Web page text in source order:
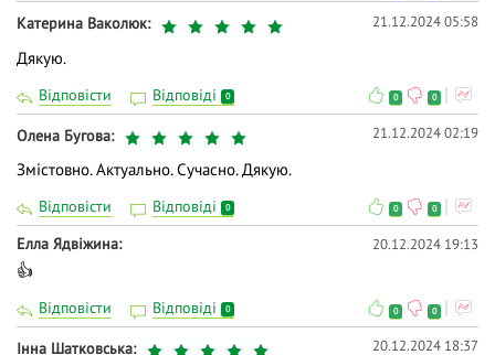
Катерина Ваколюк 21.12.2024 05:58
Дякую.
Відповісти Відповіді 0 0 0
Олена Бугова 21.12.2024 02:19
Змістовно. Актуально. Сучасно. Дякую.
Відповісти Відповіді 0 0 0
Елла Ядвіжина 20.12.2024 19:13
👍
Відповісти Відповіді 0 0 0
Інна Шатковська 20.12.2024 18:37